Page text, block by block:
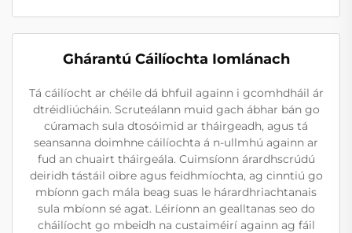
Ghárantú Cáilíochta Iomlánach
Tá cáilíocht ar chéile dá bhfuil againn i gcomhdháil ár
dtréidliúcháin. Scruteálann muid gach ábhar bán go
cúramach sula dtosóimid ar tháirgeadh, agus tá
seansanna doimhne cáilíochta á n-ullmhú againn ar
fud an chuairt tháirgeála. Cuimsíonn árardhscrúdú
deiridh tástáil oibre agus feidhmíochta, ag cinntiú go
mbíonn gach mála beag suas le hárardhriachtanais
sula mbíonn sé agat. Léiríonn an gealltanas seo do
cháilíocht go mbeidh na custaiméirí againn ag fáil